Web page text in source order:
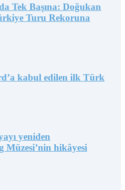
Tek Başına: Doğukan
Turu Rekoruna
kabul edilen ilk Türk
yeniden
Müzesi’nin hikâyesi